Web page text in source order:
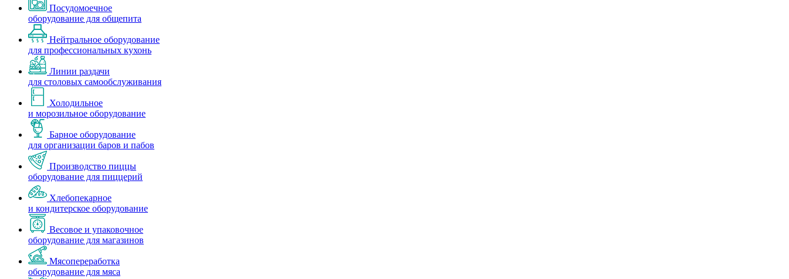
Посудомоечное
оборудование для общепита
Нейтральное оборудование
для профессиональных кухонь
Линии раздачи
для столовых самообслуживания
Холодильное
и морозильное оборудование
Барное оборудование
для организации баров и пабов
Производство пиццы
оборудование для пиццерий
Хлебопекарное
и кондитерское оборудование
Весовое и упаковочное
оборудование для магазинов
Мясопереработка
оборудование для мяса